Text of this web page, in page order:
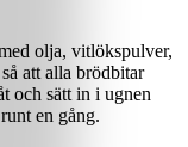
olja, vitlökspulver,
att alla brödbitar
och sätt in i ugnen
en gång.